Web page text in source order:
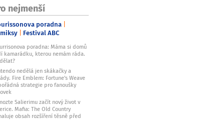
nejmenší
poradna
Festival ABC
poradna: Máma si domů
kamarádku, kterou nemám ráda.
nedělá jen skákačky a
Fire Emblem: Fortune's Weave
strategie pro fanoušky
Salierimu začít nový život v
Mafia: The Old Country
obsah rozšíření těsně před